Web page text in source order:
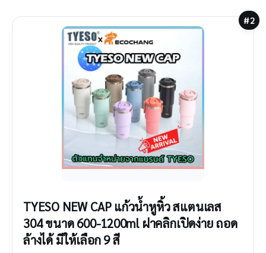
#2
TYESO NEW CAP แก้วน้ำหูหิ้ว สแตนเลส
304 ขนาด 600-1200ml ฝาคลิกเปิดง่าย ถอด
ล้างได้ มีให้เลือก 9 สี